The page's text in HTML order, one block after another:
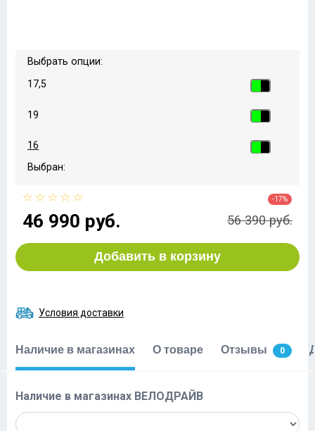
Выбрать опции:
17,5
19
16
Выбран:
46 990 руб.
-17%
56 390 руб.
Добавить в корзину
Условия доставки
Наличие в магазинах О товаре Отзывы 0
Наличие в магазинах ВЕЛОДРАЙВ